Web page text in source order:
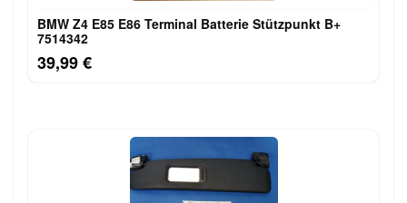
BMW Z4 E85 E86 Terminal Batterie Stützpunkt B+
7514342
39,99 €